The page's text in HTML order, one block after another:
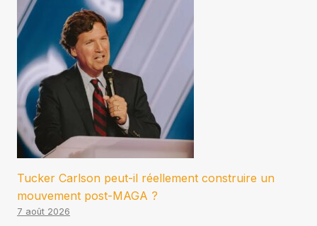
Tucker Carlson peut-il réellement construire un
mouvement post-MAGA ?
7 août 2026